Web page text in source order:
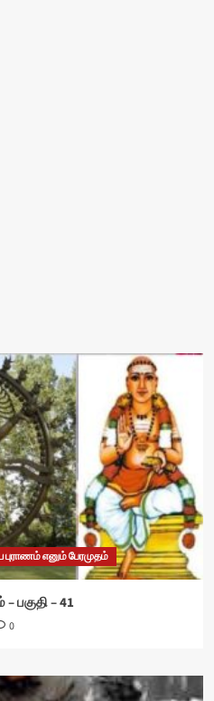
புராணம் எனும் பேரமுதம்
பகுதி – 41
0